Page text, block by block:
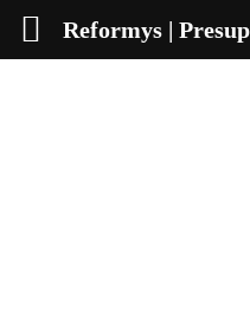
Reformys |